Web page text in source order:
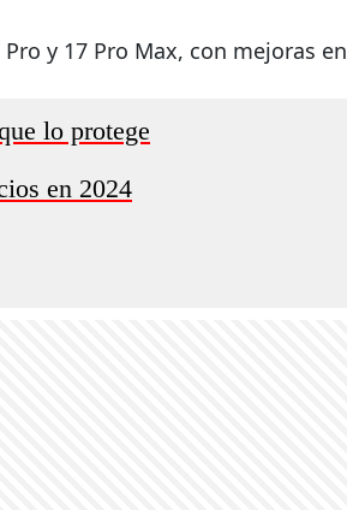
y 17 Pro Max, con mejoras en
lo protege
en 2024